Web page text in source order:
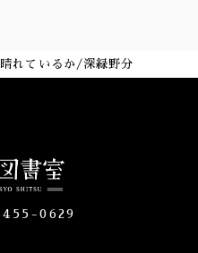
れているか/深緑野分
0629